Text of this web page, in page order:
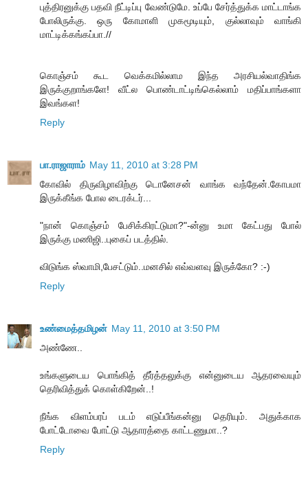
புத்திரனுக்கு பதவி நீட்டிப்பு வேண்டுமே. உப்பே சேர்த்துக்க மாட்டாங்க
போலிருக்கு. ஒரு கோமாளி முகமூடியும், குல்லாவும் வாங்கி
மாட்டிக்கங்கப்பா.//
கொஞ்சம் கூட வெக்கமில்லாம இந்த அரசியல்வாதிங்க
இருக்குறாங்களே! வீட்ல பொண்டாட்டிங்கெல்லாம் மதிப்பாங்களா
இவங்கள!
Reply
பா.ராஜாராம் May 11, 2010 at 3:28 PM
கோவில் திருவிழாவிற்கு டொனேசன் வாங்க வந்தேன்.கோபமா
இருக்கீங்க போல டைரக்டர்...
"நான் கொஞ்சம் பேசிக்கிரட்டுமா?"-ன்னு உமா கேட்பது போல்
இருக்கு மணிஜி..புகைப் படத்தில்.
விடுங்க ஸ்வாமி,பேசட்டும்..மனசில் எவ்வளவு இருக்கோ? :-)
Reply
உண்மைத்தமிழன் May 11, 2010 at 3:50 PM
அண்ணே..
உங்களுடைய பொங்கித் தீர்த்தலுக்கு என்னுடைய ஆதரவையும்
தெரிவித்துக் கொள்கிறேன்..!
நீங்க விளம்பரப் படம் எடுப்பீங்கன்னு தெரியும். அதுக்காக
போட்டோவை போட்டு ஆதாரத்தை காட்டணுமா..?
Reply